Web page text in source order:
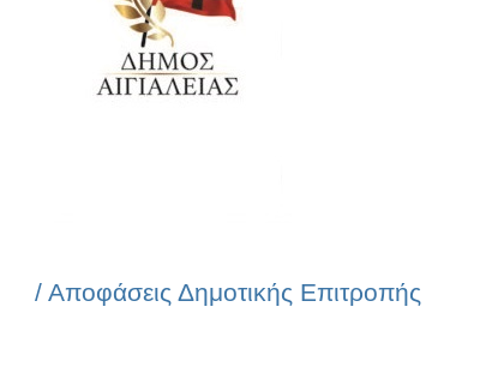
/ Αποφάσεις Δημοτικής Επιτροπής